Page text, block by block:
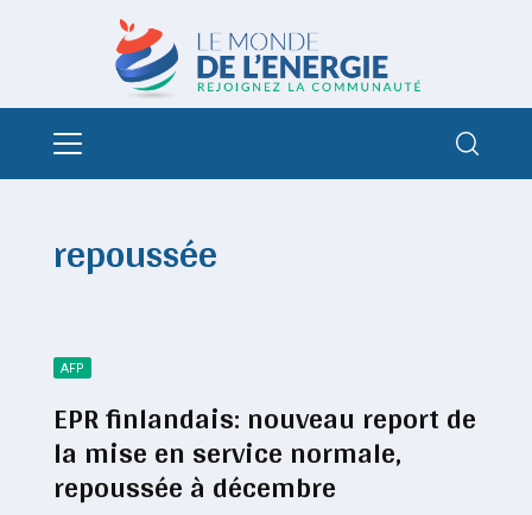
repoussée
AFP
EPR finlandais: nouveau report de
la mise en service normale,
repoussée à décembre